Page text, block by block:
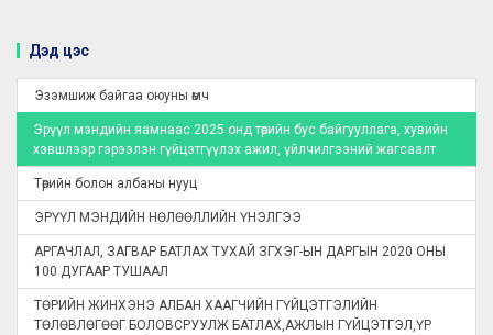
Дэд цэс
Эзэмшиж байгаа оюуны өмч
Эрүүл мэндийн яамнаас 2025 онд төрийн бус байгууллага, хувийн
хэвшлээр гэрээлэн гүйцэтгүүлэх ажил, үйлчилгээний жагсаалт
Төрийн болон албаны нууц
ЭРҮҮЛ МЭНДИЙН НӨЛӨӨЛЛИЙН ҮНЭЛГЭЭ
АРГАЧЛАЛ, ЗАГВАР БАТЛАХ ТУХАЙ ЗГХЭГ-ЫН ДАРГЫН 2020 ОНЫ
100 ДУГААР ТУШААЛ
ТӨРИЙН ЖИНХЭНЭ АЛБАН ХААГЧИЙН ГҮЙЦЭТГЭЛИЙН
ТӨЛӨВЛӨГӨӨГ БОЛОВСРУУЛЖ БАТЛАХ,АЖЛЫН ГҮЙЦЭТГЭЛ,ҮР